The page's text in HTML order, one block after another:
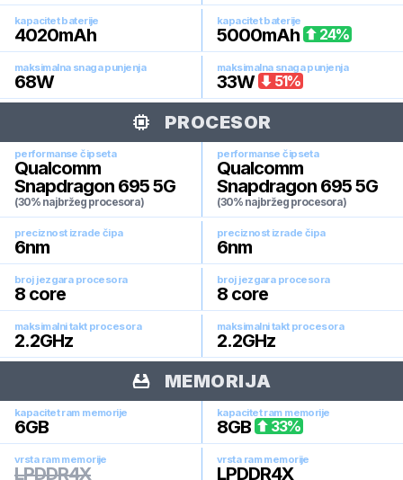
kapacitet baterije
4020mAh
kapacitet baterije
5000mAh 24%
maksimalna snaga punjenja
68W
maksimalna snaga punjenja
33W 51%
PROCESOR
performanse čipseta
Qualcomm
Snapdragon 695 5G
(30% najbržeg procesora)
performanse čipseta
Qualcomm
Snapdragon 695 5G
(30% najbržeg procesora)
preciznost izrade čipa
6nm
preciznost izrade čipa
6nm
broj jezgara procesora
8 core
broj jezgara procesora
8 core
maksimalni takt procesora
2.2GHz
maksimalni takt procesora
2.2GHz
MEMORIJA
kapacitet ram memorije
6GB
kapacitet ram memorije
8GB 33%
vrsta ram memorije
LPDDR4X
vrsta ram memorije
LPDDR4X